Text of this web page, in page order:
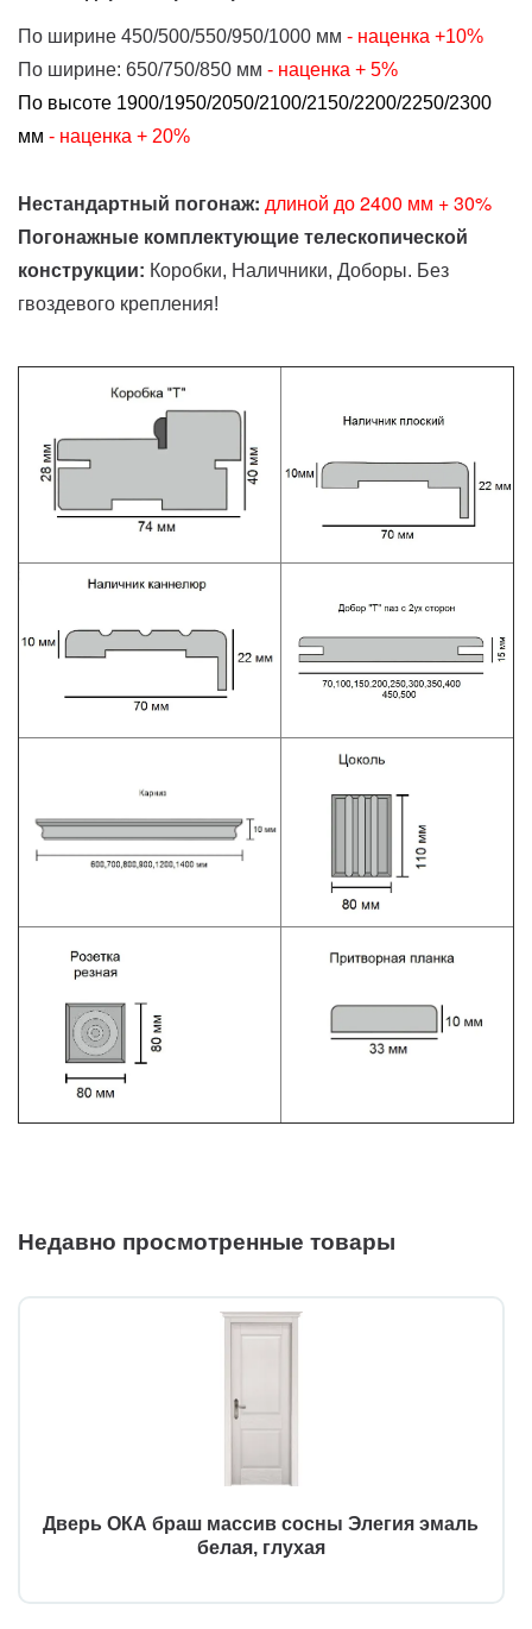
По ширине 450/500/550/950/1000 мм - наценка +10%
По ширине: 650/750/850 мм - наценка + 5%
По высоте 1900/1950/2050/2100/2150/2200/2250/2300
мм - наценка + 20%
Нестандартный погонаж: длиной до 2400 мм + 30%
Погонажные комплектующие телескопической
конструкции: Коробки, Наличники, Доборы. Без
гвоздевого крепления!
Недавно просмотренные товары
Дверь ОКА браш массив сосны Элегия эмаль
белая, глухая